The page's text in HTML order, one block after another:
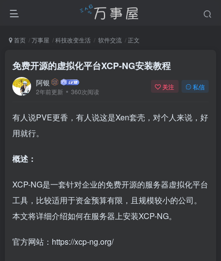
首页 万事屋 科技改变生活 软件交流 正文
免费开源的虚拟化平台XCP-NG安装教程
阿银
2年前更新 360次阅读
关注 私信
有人说PVE更香，有人说这是Xen套壳，对个人来说，好
用就行。
概述：
XCP-NG是一套针对企业的免费开源的服务器虚拟化平台
工具，比较适用于资金预算有限，且规模较小的公司。
本文将详细介绍如何在服务器上安装XCP-NG。
官方网站：https://xcp-ng.org/